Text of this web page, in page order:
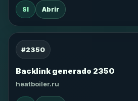
SI Abrir
#2350
Backlink generado 2350
heatboiler.ru